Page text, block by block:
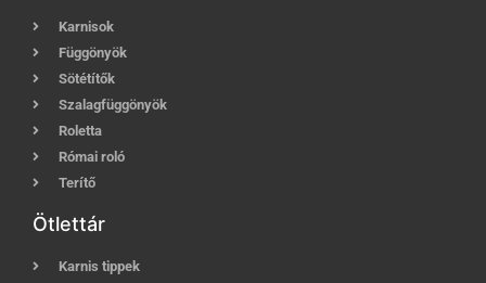
Karnisok
Függönyök
Sötétítők
Szalagfüggönyök
Roletta
Római roló
Terítő
Ötlettár
Karnis tippek